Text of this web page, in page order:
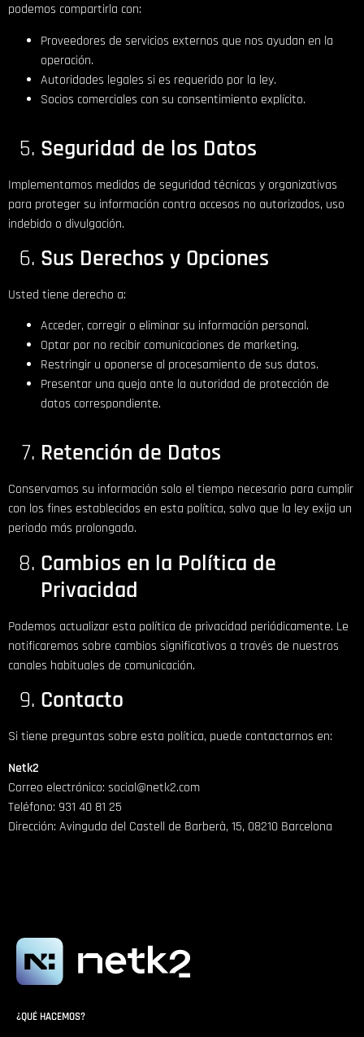
podemos compartirla con:
Proveedores de servicios externos que nos ayudan en la
operación.
Autoridades legales si es requerido por la ley.
Socios comerciales con su consentimiento explícito.
Seguridad de los Datos
Implementamos medidas de seguridad técnicas y organizativas
para proteger su información contra accesos no autorizados, uso
indebido o divulgación.
Sus Derechos y Opciones
Usted tiene derecho a:
Acceder, corregir o eliminar su información personal.
Optar por no recibir comunicaciones de marketing.
Restringir u oponerse al procesamiento de sus datos.
Presentar una queja ante la autoridad de protección de
datos correspondiente.
Retención de Datos
Conservamos su información solo el tiempo necesario para cumplir
con los fines establecidos en esta política, salvo que la ley exija un
periodo más prolongado.
Cambios en la Política de
Privacidad
Podemos actualizar esta política de privacidad periódicamente. Le
notificaremos sobre cambios significativos a través de nuestros
canales habituales de comunicación.
Contacto
Si tiene preguntas sobre esta política, puede contactarnos en:
Netk2
Correo electrónico: social@netk2.com
Teléfono: 931 40 81 25
Dirección: Avinguda del Castell de Barberà, 15, 08210 Barcelona
¿QUÉ HACEMOS?